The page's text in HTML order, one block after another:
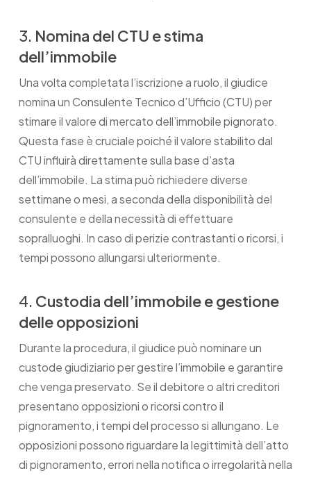
3. Nomina del CTU e stima
dell’immobile
Una volta completata l’iscrizione a ruolo, il giudice
nomina un Consulente Tecnico d’Ufficio (CTU) per
stimare il valore di mercato dell’immobile pignorato.
Questa fase è cruciale poiché il valore stabilito dal
CTU influirà direttamente sulla base d’asta
dell’immobile. La stima può richiedere diverse
settimane o mesi, a seconda della disponibilità del
consulente e della necessità di effettuare
sopralluoghi. In caso di perizie contrastanti o ricorsi, i
tempi possono allungarsi ulteriormente.
4. Custodia dell’immobile e gestione
delle opposizioni
Durante la procedura, il giudice può nominare un
custode giudiziario per gestire l’immobile e garantire
che venga preservato. Se il debitore o altri creditori
presentano opposizioni o ricorsi contro il
pignoramento, i tempi del processo si allungano. Le
opposizioni possono riguardare la legittimità dell’atto
di pignoramento, errori nella notifica o irregolarità nella